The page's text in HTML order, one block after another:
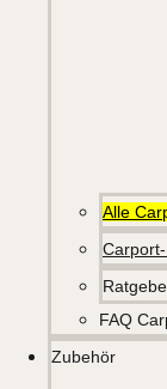
Alle
FAQ
Zubehör